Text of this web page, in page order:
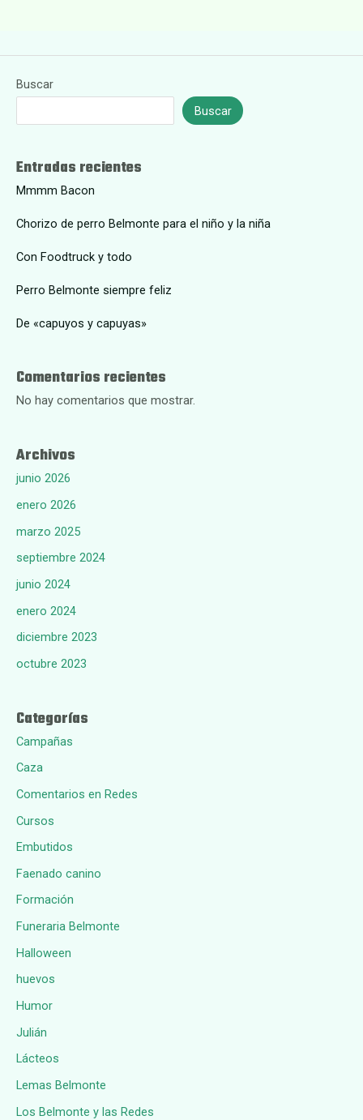
Buscar
Buscar
Entradas recientes
Mmmm Bacon
Chorizo de perro Belmonte para el niño y la niña
Con Foodtruck y todo
Perro Belmonte siempre feliz
De «capuyos y capuyas»
Comentarios recientes
No hay comentarios que mostrar.
Archivos
junio 2026
enero 2026
marzo 2025
septiembre 2024
junio 2024
enero 2024
diciembre 2023
octubre 2023
Categorías
Campañas
Caza
Comentarios en Redes
Cursos
Embutidos
Faenado canino
Formación
Funeraria Belmonte
Halloween
huevos
Humor
Julián
Lácteos
Lemas Belmonte
Los Belmonte y las Redes